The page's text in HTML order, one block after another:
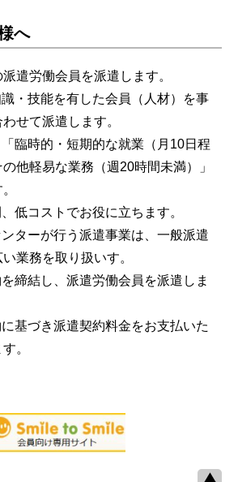
へ
遣労働会員を派遣します。
・技能を有した会員（人材）を事
せて派遣します。
臨時的・短期的な就業（月10日程
他軽易な業務（週20時間未満）」
低コストでお役に立ちます。
ターが行う派遣事業は、一般派遣
業務を取り扱いす。
締結し、派遣労働会員を派遣しま
基づき派遣契約料金をお支払いた
。